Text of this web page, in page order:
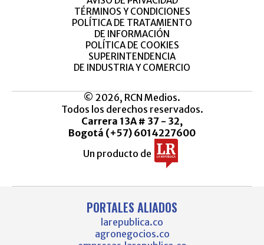
TÉRMINOS Y CONDICIONES
POLÍTICA DE TRATAMIENTO
DE INFORMACIÓN
POLÍTICA DE COOKIES
SUPERINTENDENCIA
DE INDUSTRIA Y COMERCIO
© 2026, RCN Medios.
Todos los derechos reservados.
Carrera 13A # 37 - 32,
Bogotá (+57) 6014227600
Un producto de
PORTALES ALIADOS
larepublica.co
agronegocios.co